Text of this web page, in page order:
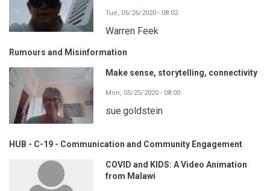
Tue, 05/26/2020 - 08:02
Warren Feek
Rumours and Misinformation
Make sense, storytelling, connectivity
Mon, 05/25/2020 - 08:00
sue.goldstein
HUB - C-19 - Communication and Community Engagement
COVID and KIDS: A Video Animation
from Malawi